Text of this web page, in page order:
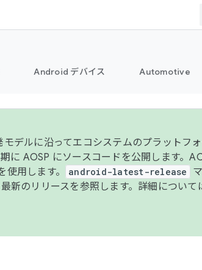
Android デバイス Automotive
デルに沿ってエコシステムのプラットフ
に AOSP にソースコードを公開します。
使用します。 android-latest-release
新のリリースを参照します。詳細について